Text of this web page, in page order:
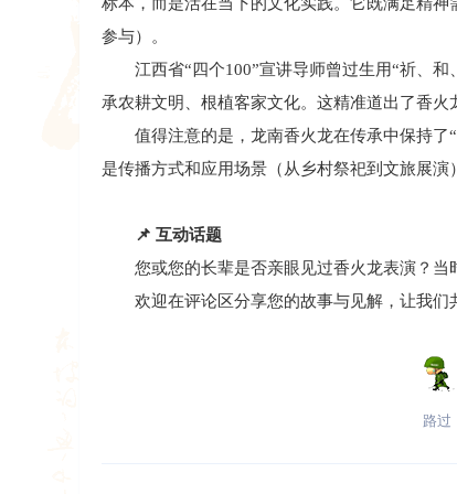
参与）。
江西省“四个100”宣讲导师曾过生用“祈、和
承农耕文明、根植客家文化。这精准道出了香
值得注意的是，龙南香火龙在传承中保持了“
是传播方式和应用场景（从乡村祭祀到文旅展演
📌 互动话题
您或您的长辈是否亲眼见过香火龙表演？当
欢迎在评论区分享您的故事与见解，让我们
路过